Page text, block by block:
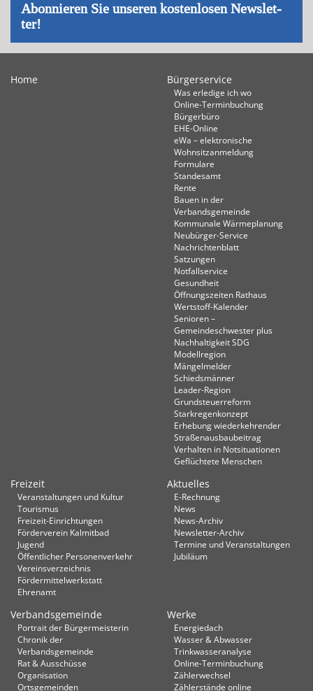
Abon­nie­ren Sie un­se­ren kos­ten­lo­sen News­let­
ter!
Home Bürgerservice
Was erledige ich wo
Online-Terminbuchung
Bürgerbüro
EHE-Online
eWa – elektronische
Wohnsitzanmeldung
Formulare
Standesamt
Rente
Bauen in der
Verbandsgemeinde
Kommunale Wärmeplanung
Neubürger-Service
Nachrichtenblatt
Satzungen
Notfallservice
Gesundheit
Öffnungszeiten Rathaus
Wertstoff-Kalender
Senioren –
Gemeindeschwester plus
Nachhaltigkeit SDG
Modellregion
Mängelmelder
Schiedsmänner
Leader-Region
Grundsteuerreform
Starkregenkonzept
Erhebung wiederkehrender
Straßenausbaubeitrag
Verhalten in Not­situationen
Geflüchtete Menschen
Freizeit
Veranstaltungen und Kultur
Tourismus
Freizeit-Einrichtungen
Förderverein Kalmitbad
Jugend
Öffentlicher Personenverkehr
Vereinsverzeichnis
Fördermittelwerkstatt
Ehrenamt
Aktuelles
E-Rechnung
News
News-Archiv
Newsletter-Archiv
Termine und Veranstaltungen
Jubiläum
Verbandsgemeinde
Portrait der Bürgermeisterin
Chronik der
Verbandsgemeinde
Rat & Ausschüsse
Organisation
Ortsgemeinden
Werke
Energiedach
Wasser & Abwasser
Trinkwasseranalyse
Online-Terminbuchung
Zählerwechsel
Zählerstände online